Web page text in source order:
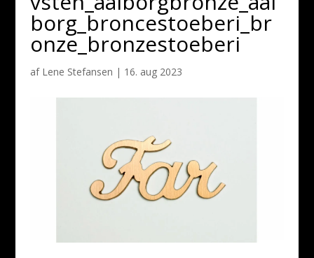
borg_broncestoeberi_br
onze_bronzestoeberi
af Lene Stefansen | 16. aug 2023